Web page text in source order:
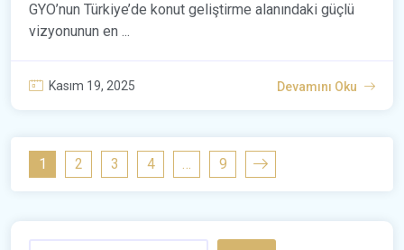
GYO’nun Türkiye’de konut geliştirme alanındaki güçlü
vizyonunun en ...
Kasım 19, 2025 Devamını Oku
1 2 3 4 … 9